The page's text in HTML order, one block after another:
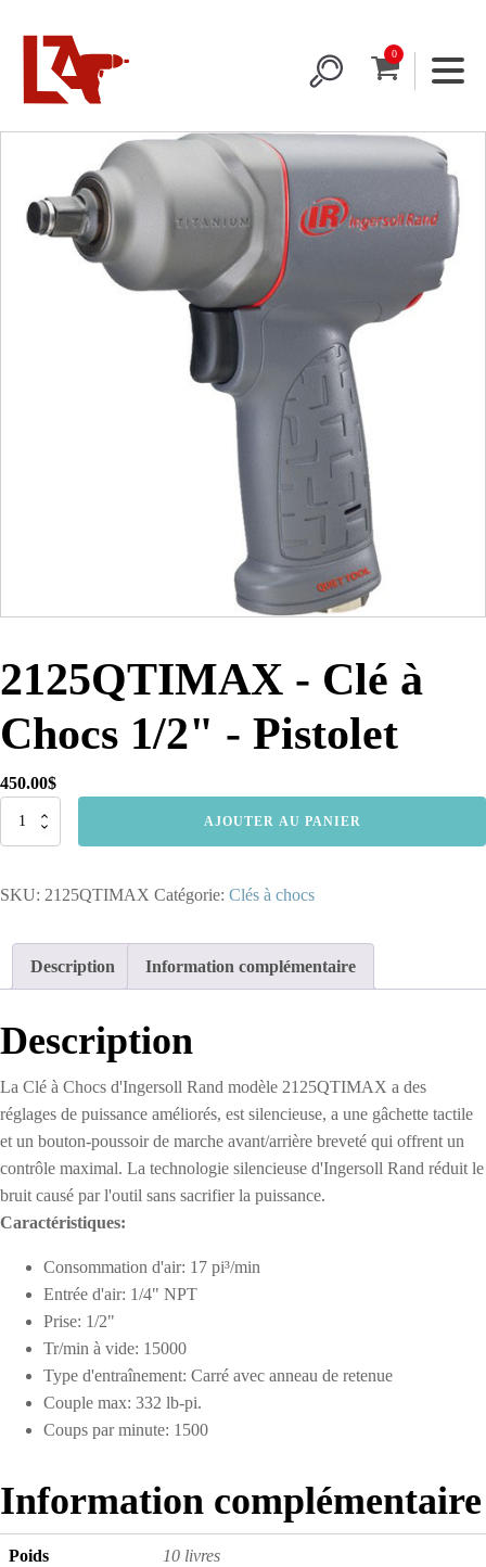
2125QTIMAX - Clé à
Chocs 1/2" - Pistolet
450.00$
quantité
Clé
AJOUTER AU PANIER
SKU: 2125QTIMAX Catégorie: Clés à chocs
Description Information complémentaire
Description
La Clé à Chocs d'Ingersoll Rand modèle 2125QTIMAX a des
réglages de puissance améliorés, est silencieuse, a une gâchette tactile
et un bouton-poussoir de marche avant/arrière breveté qui offrent un
contrôle maximal. La technologie silencieuse d'Ingersoll Rand réduit le
bruit causé par l'outil sans sacrifier la puissance.
Caractéristiques:
Consommation d'air: 17 pi³/min
Entrée d'air: 1/4" NPT
Prise: 1/2"
Tr/min à vide: 15000
Type d'entraînement: Carré avec anneau de retenue
Couple max: 332 lb-pi.
Coups par minute: 1500
Information complémentaire
Poids 10 livres